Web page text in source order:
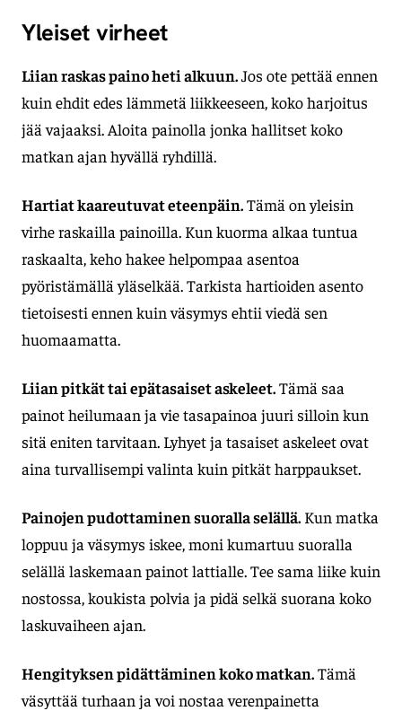
Yleiset virheet
Liian raskas paino heti alkuun.Jos ote pettää ennen
kuin ehdit edes lämmetä liikkeeseen, koko harjoitus
jää vajaaksi. Aloita painolla jonka hallitset koko
matkan ajan hyvällä ryhdillä.
Hartiat kaareutuvat eteenpäin.Tämä on yleisin
virhe raskailla painoilla. Kun kuorma alkaa tuntua
raskaalta, keho hakee helpompaa asentoa
pyöristämällä yläselkää. Tarkista hartioiden asento
tietoisesti ennen kuin väsymys ehtii viedä sen
huomaamatta.
Liian pitkät tai epätasaiset askeleet.Tämä saa
painot heilumaan ja vie tasapainoa juuri silloin kun
sitä eniten tarvitaan. Lyhyet ja tasaiset askeleet ovat
aina turvallisempi valinta kuin pitkät harppaukset.
Painojen pudottaminen suoralla selällä. Kun matka
loppuu ja väsymys iskee, moni kumartuu suoralla
selällä laskemaan painot lattialle. Tee sama liike kuin
nostossa, koukista polvia ja pidä selkä suorana koko
laskuvaiheen ajan.
Hengityksen pidättäminen koko matkan.Tämä
väsyttää turhaan ja voi nostaa verenpainetta